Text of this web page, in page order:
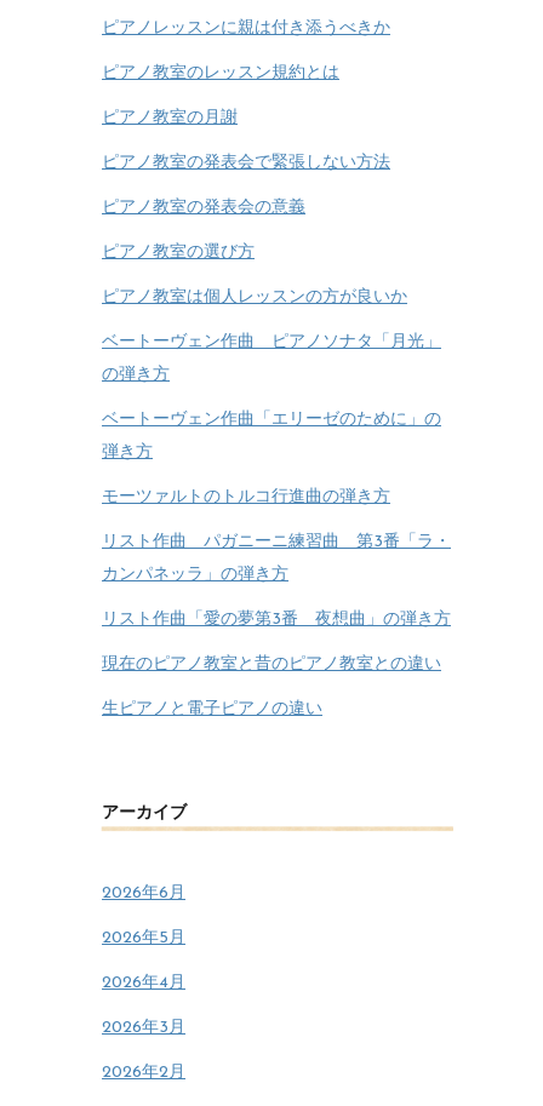
ピアノレッスンに親は付き添うべきか
ピアノ教室のレッスン規約とは
ピアノ教室の月謝
ピアノ教室の発表会で緊張しない方法
ピアノ教室の発表会の意義
ピアノ教室の選び方
ピアノ教室は個人レッスンの方が良いか
ベートーヴェン作曲 ピアノソナタ「月光」
の弾き方
ベートーヴェン作曲「エリーゼのために」の
弾き方
モーツァルトのトルコ行進曲の弾き方
リスト作曲 パガニーニ練習曲 第3番「ラ・
カンパネッラ」の弾き方
リスト作曲「愛の夢第3番 夜想曲」の弾き方
現在のピアノ教室と昔のピアノ教室との違い
生ピアノと電子ピアノの違い
アーカイブ
2026年6月
2026年5月
2026年4月
2026年3月
2026年2月